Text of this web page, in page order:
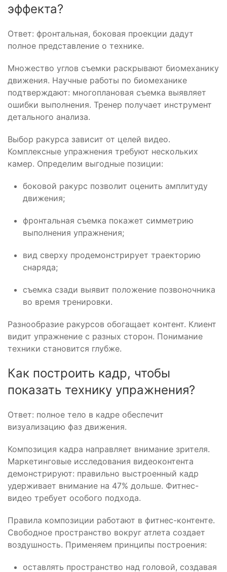
эффекта?
Ответ: фронтальная, боковая проекции дадут
полное представление о технике.
Множество углов съемки раскрывают биомеханику
движения. Научные работы по биомеханике
подтверждают: многоплановая съемка выявляет
ошибки выполнения. Тренер получает инструмент
детального анализа.
Выбор ракурса зависит от целей видео.
Комплексные упражнения требуют нескольких
камер. Определим выгодные позиции:
боковой ракурс позволит оценить амплитуду
движения;
фронтальная съемка покажет симметрию
выполнения упражнения;
вид сверху продемонстрирует траекторию
снаряда;
съемка сзади выявит положение позвоночника
во время тренировки.
Разнообразие ракурсов обогащает контент. Клиент
видит упражнение с разных сторон. Понимание
техники становится глубже.
Как построить кадр, чтобы
показать технику упражнения?
Ответ: полное тело в кадре обеспечит
визуализацию фаз движения.
Композиция кадра направляет внимание зрителя.
Маркетинговые исследования видеоконтента
демонстрируют: правильно выстроенный кадр
удерживает внимание на 47% дольше. Фитнес-
видео требует особого подхода.
Правила композиции работают в фитнес-контенте.
Свободное пространство вокруг атлета создает
воздушность. Применяем принципы построения:
оставлять пространство над головой, создавая